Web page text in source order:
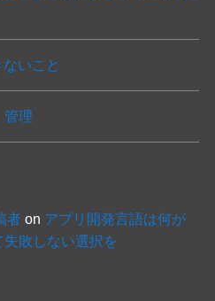
いこと
管理
者on アプリ開発言語は何が
敗しない選択を